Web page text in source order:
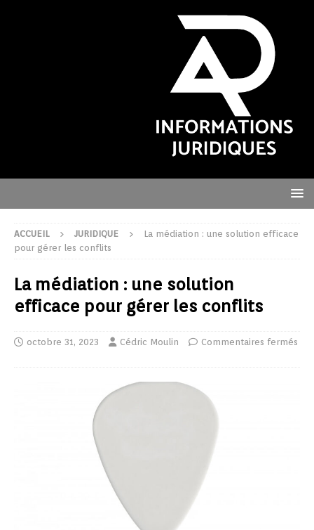
ACCUEIL JURIDIQUE
La médiation : une solution efficace
pour gérer les conflits
La médiation : une solution
efficace pour gérer les conflits
octobre 31, 2023 Cédric Moulin Commentaires fermés